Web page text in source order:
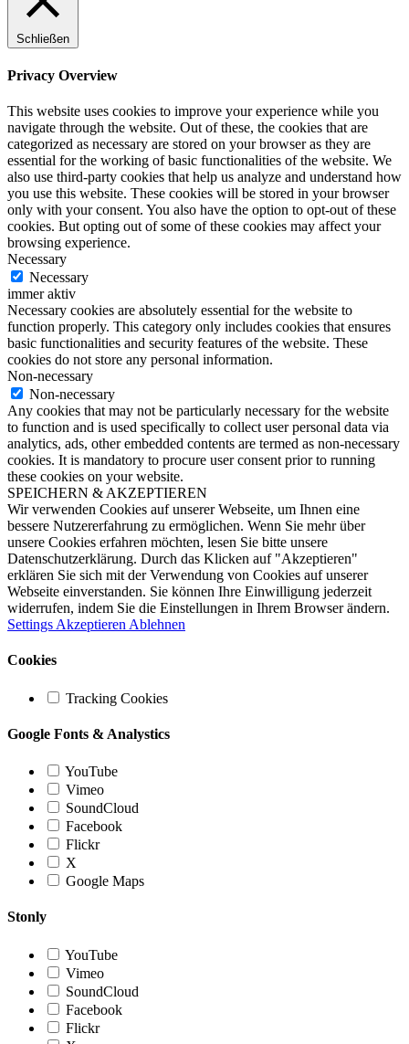
Schließen
Privacy Overview
This website uses cookies to improve your experience while you
navigate through the website. Out of these, the cookies that are
categorized as necessary are stored on your browser as they are
essential for the working of basic functionalities of the website. We
also use third-party cookies that help us analyze and understand how
you use this website. These cookies will be stored in your browser
only with your consent. You also have the option to opt-out of these
cookies. But opting out of some of these cookies may affect your
browsing experience.
Necessary
Necessary
immer aktiv
Necessary cookies are absolutely essential for the website to
function properly. This category only includes cookies that ensures
basic functionalities and security features of the website. These
cookies do not store any personal information.
Non-necessary
Non-necessary
Any cookies that may not be particularly necessary for the website
to function and is used specifically to collect user personal data via
analytics, ads, other embedded contents are termed as non-necessary
cookies. It is mandatory to procure user consent prior to running
these cookies on your website.
SPEICHERN & AKZEPTIEREN
Wir verwenden Cookies auf unserer Webseite, um Ihnen eine
bessere Nutzererfahrung zu ermöglichen. Wenn Sie mehr über
unsere Cookies erfahren möchten, lesen Sie bitte unsere
Datenschutzerklärung. Durch das Klicken auf "Akzeptieren"
erklären Sie sich mit der Verwendung von Cookies auf unserer
Webseite einverstanden. Sie können Ihre Einwilligung jederzeit
widerrufen, indem Sie die Einstellungen in Ihrem Browser ändern.
Settings Akzeptieren Ablehnen
Cookies
Tracking Cookies
Google Fonts & Analystics
YouTube
Vimeo
SoundCloud
Facebook
Flickr
X
Google Maps
Stonly
YouTube
Vimeo
SoundCloud
Facebook
Flickr